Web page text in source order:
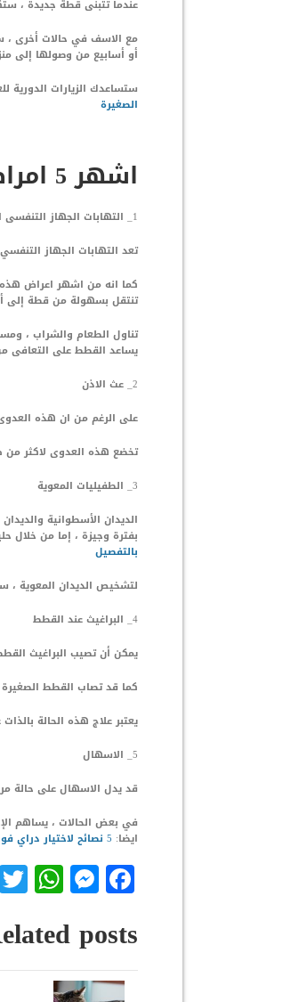
عندما تتبنى قطة جديدة ،
مع الاسف في حالات أخرى ،
أو أسابيع من وصولها إلى
ستساعدك الزيارات الدورية
الصغيرة
اشهر 5 امراض تصيب القطط الصغيرة
1_ التهابات الجهاز التنفسى العلوى
تعد التهابات الجهاز
كما انه من اشهر اعراض
تنتقل بسهولة من قطة إلى
تناول الطعام والشراب ،
يساعد القطط على التعافى
2_ عث الاذن
على الرغم من ان هذه
تخضع هذه العدوى لاكثر من
3_ الطفيليات المعوية
الديدان الأسطوانية
بفترة وجيزة ، إما من خلال
بالتفصيل
لتشخيص الديدان المعوية
4_ البراغيث عند القطط
يمكن أن تصيب البراغيث
كما قد تصاب القطط الصغيرة
يعتبر علاج هذه الحالة
5_ الاسهال
قد يدل الاسهال على حالة
في بعض الحالات ، يساهم
ايضا: 5 نصائح لاختيار دراي فود القطط الصغيرة
Facebook
posts